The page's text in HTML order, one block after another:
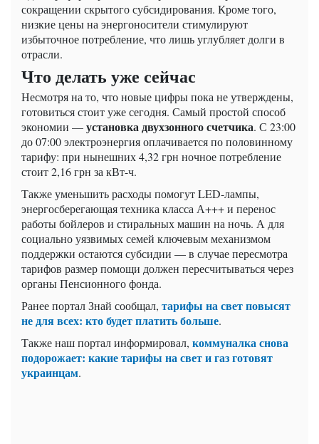
сокращении скрытого субсидирования. Кроме того,
низкие цены на энергоносители стимулируют
избыточное потребление, что лишь углубляет долги в
отрасли.
Что делать уже сейчас
Несмотря на то, что новые цифры пока не утверждены,
готовиться стоит уже сегодня. Самый простой способ
экономии —установка двухзонного счетчика. С 23:00
до 07:00 электроэнергия оплачивается по половинному
тарифу: при нынешних 4,32 грн ночное потребление
стоит 2,16 грн за кВт-ч.
Также уменьшить расходы помогут LED-лампы,
энергосберегающая техника класса А+++ и перенос
работы бойлеров и стиральных машин на ночь. А для
социально уязвимых семей ключевым механизмом
поддержки остаются субсидии — в случае пересмотра
тарифов размер помощи должен пересчитываться через
органы Пенсионного фонда.
Ранее портал Знай сообщал, тарифы на свет повысят
не для всех: кто будет платить больше.
Также наш портал информировал, коммуналка снова
подорожает: какие тарифы на свет и газ готовят
украинцам.